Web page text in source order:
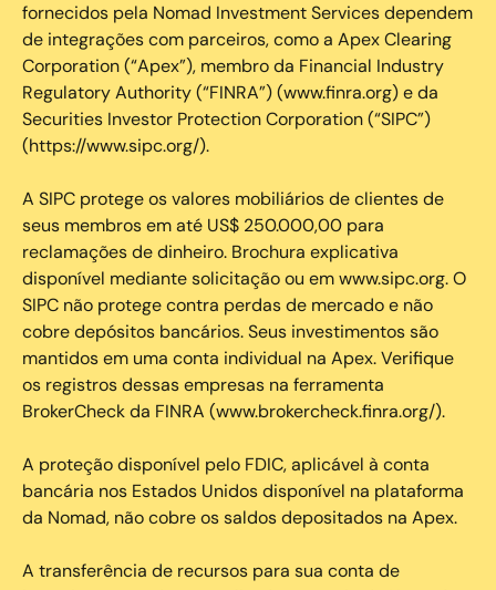
fornecidos pela Nomad Investment Services dependem
de integrações com parceiros, como a Apex Clearing
Corporation (“Apex”), membro da Financial Industry
Regulatory Authority (“FINRA”) (www.finra.org) e da
Securities Investor Protection Corporation (“SIPC”)
(https://www.sipc.org/).
A SIPC protege os valores mobiliários de clientes de
seus membros em até US$ 250.000,00 para
reclamações de dinheiro. Brochura explicativa
disponível mediante solicitação ou em www.sipc.org. O
SIPC não protege contra perdas de mercado e não
cobre depósitos bancários. Seus investimentos são
mantidos em uma conta individual na Apex. Verifique
os registros dessas empresas na ferramenta
BrokerCheck da FINRA (www.brokercheck.finra.org/).
A proteção disponível pelo FDIC, aplicável à conta
bancária nos Estados Unidos disponível na plataforma
da Nomad, não cobre os saldos depositados na Apex.
A transferência de recursos para sua conta de